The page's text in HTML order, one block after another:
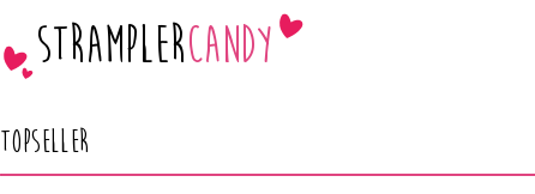
StramplerCandy
Topseller